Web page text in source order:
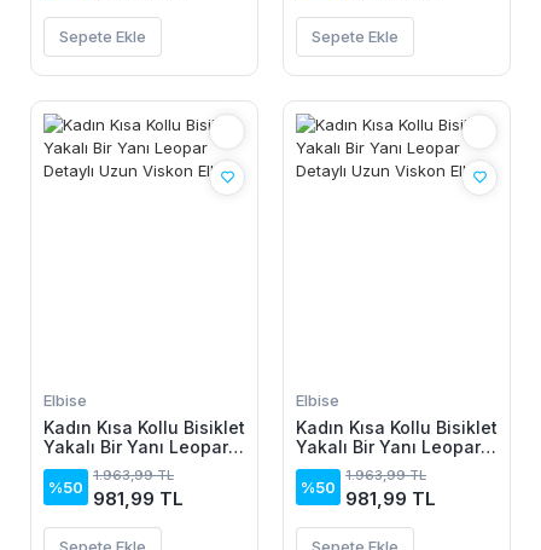
Sepete Ekle Sepete Ekle
Elbise
Kadın Kısa Kollu Bisiklet
Yakalı Bir Yanı Leopar
Detaylı Uzun Viskon
Elbise
%50
1.963,99 TL
981,99 TL
Elbise
Kadın Kısa Kollu Bisiklet
Yakalı Bir Yanı Leopar
Detaylı Uzun Viskon
Elbise
%50
1.963,99 TL
981,99 TL